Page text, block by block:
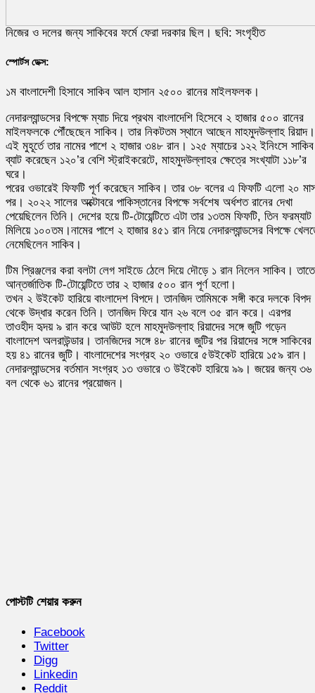
নিজের ও দলের জন্য সাকিবের ফর্মে ফেরা দরকার ছিল। ছবি: সংগৃহীত
স্পোর্টস ডেক্স:
১ম বাংলাদেশী হিসাবে সাকিব আল হাসান ২৫০০ রানের মাইলফলক।
নেদারল্যান্ডসের বিপক্ষে ম্যাচ দিয়ে প্রথম বাংলাদেশি হিসেবে ২ হাজার ৫০০ রানের
মাইলফলকে পৌঁছেছেন সাকিব। তার নিকটতম স্থানে আছেন মাহমুদউল্লাহ রিয়াদ।
এই মুহূর্তে তার নামের পাশে ২ হাজার ৩৪৮ রান। ১২৫ ম্যাচের ১২২ ইনিংসে সাকিব
ব্যাট করেছেন ১২০’র বেশি স্ট্রাইকরেটে, মাহমুদউল্লাহর ক্ষেত্রে সংখ্যাটা ১১৮’র
ঘরে।
পরের ওভারেই ফিফটি পূর্ণ করেছেন সাকিব। তার ৩৮ বলের এ ফিফটি এলো ২০
পর। ২০২২ সালের অক্টোবরে পাকিস্তানের বিপক্ষে সর্বশেষ অর্ধশত রানের দেখা
পেয়েছিলেন তিনি। দেশের হয়ে টি-টোয়েন্টিতে এটা তার ১৩তম ফিফটি, তিন ফরম্যাট
মিলিয়ে ১০০তম।নামের পাশে ২ হাজার ৪৫১ রান নিয়ে নেদারল্যান্ডসের বিপক্ষে
নেমেছিলেন সাকিব।
টিম প্রিঞ্জলের করা বলটা লেগ সাইডে ঠেলে দিয়ে দৌড়ে ১ রান নিলেন সাকিব। তাতে
আন্তর্জাতিক টি-টোয়েন্টিতে তার ২ হাজার ৫০০ রান পূর্ণ হলো।
তখন ২ উইকেট হারিয়ে বাংলাদেশ বিপদে। তানজিদ তামিমকে সঙ্গী করে দলকে বিপদ
থেকে উদ্ধার করেন তিনি। তানজিদ ফিরে যান ২৬ বলে ৩৫ রান করে। এরপর
তাওহীদ হৃদয় ৯ রান করে আউট হলে মাহমুদউল্লাহ রিয়াদের সঙ্গে জুটি গড়েন
বাংলাদেশ অলরাউন্ডার। তানজিদের সঙ্গে ৪৮ রানের জুটির পর রিয়াদের সঙ্গে সাকিবের
হয় ৪১ রানের জুটি। বাংলাদেশের সংগ্রহ ২০ ওভারে ৫উইকেট হারিয়ে ১৫৯ রান।
নেদারল্যান্ডসের বর্তমান সংগ্রহ ১৩ ওভারে ৩ উইকেট হারিয়ে ৯৯। জয়ের জন্য ৩৬
বল থেকে ৬১ রানের প্রয়োজন।
পোস্টটি শেয়ার করুন
Facebook
Twitter
Digg
Linkedin
Reddit